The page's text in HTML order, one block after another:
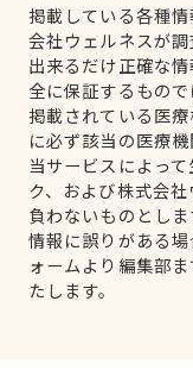
掲載している各種
会社ウェルネスが調
出来るだけ正確な
全に保証するもので
掲載されている医
に必ず該当の医療
当サービスによっ
ク、および株式会
負わないものとしま
情報に誤りがある
ォームより編集部
たします。